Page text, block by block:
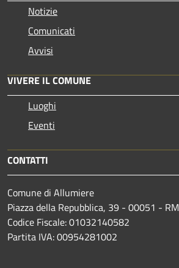
Notizie
Comunicati
Avvisi
VIVERE IL COMUNE
Luoghi
Eventi
CONTATTI
Comune di Allumiere
Piazza della Repubblica, 39 - 00051 - RM
Codice Fiscale: 01032140582
Partita IVA: 00954281002